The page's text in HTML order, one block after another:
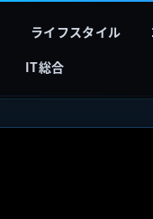
ライフスタイル
IT総合